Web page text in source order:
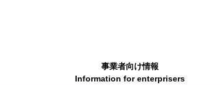
事業者向け情報
Information for enterprisers